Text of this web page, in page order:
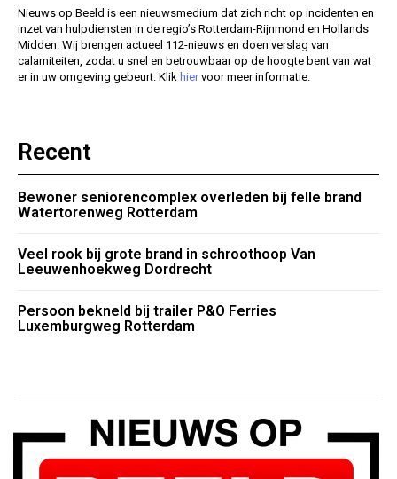
Nieuws op Beeld is een nieuwsmedium dat zich richt op incidenten en
inzet van hulpdiensten in de regio’s Rotterdam-Rijnmond en Hollands
Midden. Wij brengen actueel 112-nieuws en doen verslag van
calamiteiten, zodat u snel en betrouwbaar op de hoogte bent van wat
er in uw omgeving gebeurt. Klik hiervoor meer informatie.
Recent
Bewoner seniorencomplex overleden bij felle brand
Watertorenweg Rotterdam
Veel rook bij grote brand in schroothoop Van
Leeuwenhoekweg Dordrecht
Persoon bekneld bij trailer P&O Ferries
Luxemburgweg Rotterdam